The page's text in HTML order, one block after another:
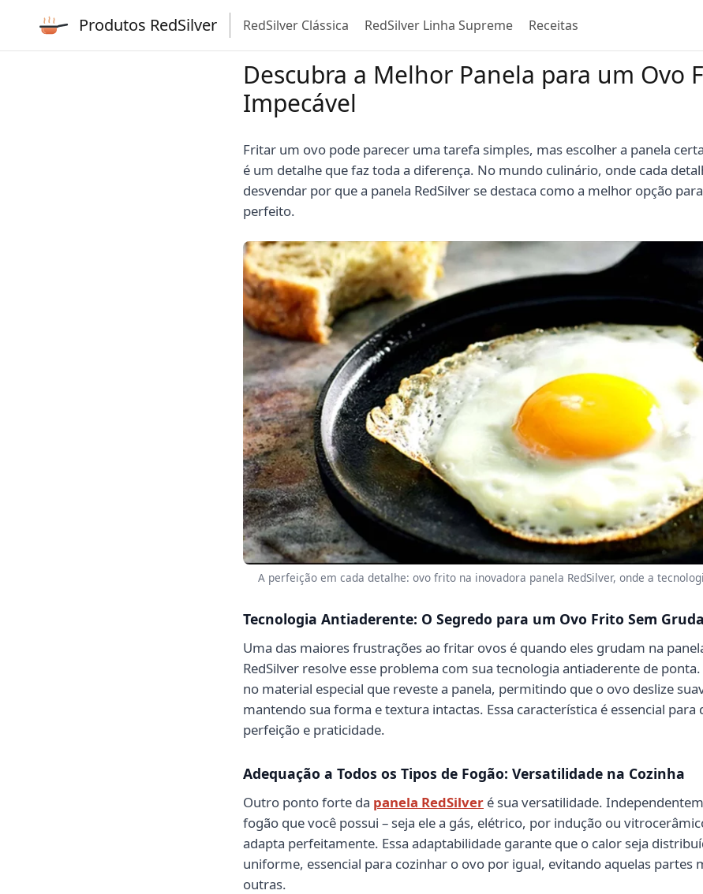
Produtos RedSilver RedSilver Clássica RedSilver Linha Supreme Receitas
Descubra a Melhor Panela para um Ovo
Impecável
Fritar um ovo pode parecer uma tarefa simples, mas escolher a panela
é um detalhe que faz toda a diferença. No mundo culinário, onde cada
desvendar por que a panela RedSilver se destaca como a melhor opção
perfeito.
A perfeição em cada detalhe: ovo frito na inovadora panela RedSilver, onde a
Tecnologia Antiaderente: O Segredo para um Ovo Frito Sem
Uma das maiores frustrações ao fritar ovos é quando eles grudam na
RedSilver resolve esse problema com sua tecnologia antiaderente de
no material especial que reveste a panela, permitindo que o ovo deslize
mantendo sua forma e textura intactas. Essa característica é essencial para
perfeição e praticidade.
Adequação a Todos os Tipos de Fogão: Versatilidade na Cozinha
Outro ponto forte da panela RedSilver é sua versatilidade.
fogão que você possui – seja ele a gás, elétrico, por indução ou
adapta perfeitamente. Essa adaptabilidade garante que o calor seja
uniforme, essencial para cozinhar o ovo por igual, evitando aquelas partes
outras.